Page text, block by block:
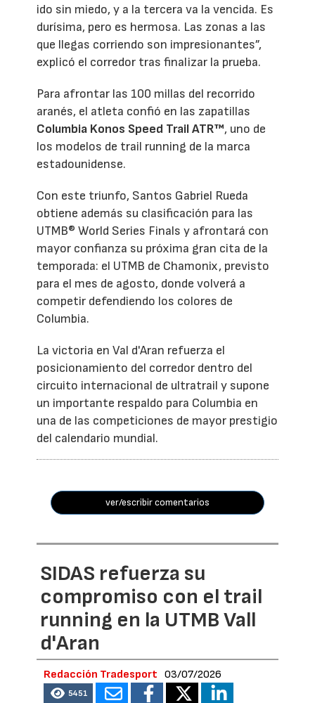
ido sin miedo, y a la tercera va la vencida. Es
durísima, pero es hermosa. Las zonas a las
que llegas corriendo son impresionantes”,
explicó el corredor tras finalizar la prueba.
Para afrontar las 100 millas del recorrido
aranés, el atleta confió en las zapatillas
Columbia Konos Speed Trail ATR™, uno de
los modelos de trail running de la marca
estadounidense.
Con este triunfo, Santos Gabriel Rueda
obtiene además su clasificación para las
UTMB® World Series Finals y afrontará con
mayor confianza su próxima gran cita de la
temporada: el UTMB de Chamonix, previsto
para el mes de agosto, donde volverá a
competir defendiendo los colores de
Columbia.
La victoria en Val d'Aran refuerza el
posicionamiento del corredor dentro del
circuito internacional de ultratrail y supone
un importante respaldo para Columbia en
una de las competiciones de mayor prestigio
del calendario mundial.
ver/escribir comentarios
SIDAS refuerza su
compromiso con el trail
running en la UTMB Vall
d'Aran
Redacción Tradesport 03/07/2026
5451